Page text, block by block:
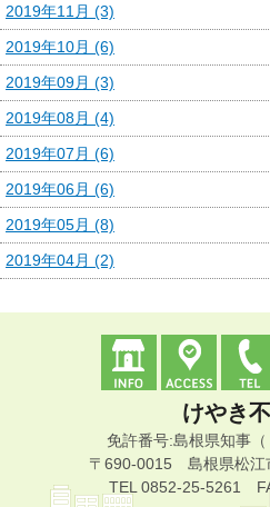
2019年11月 (3)
2019年10月 (6)
2019年09月 (3)
2019年08月 (4)
2019年07月 (6)
2019年06月 (6)
2019年05月 (8)
2019年04月 (2)
けやき
免許番号:島根県知事
〒690-0015 島根県松江
TEL 0852-25-5261